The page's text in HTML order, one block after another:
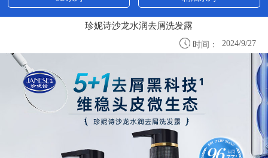
珍妮诗沙龙水润去屑洗发露
 时间： 2024/9/27